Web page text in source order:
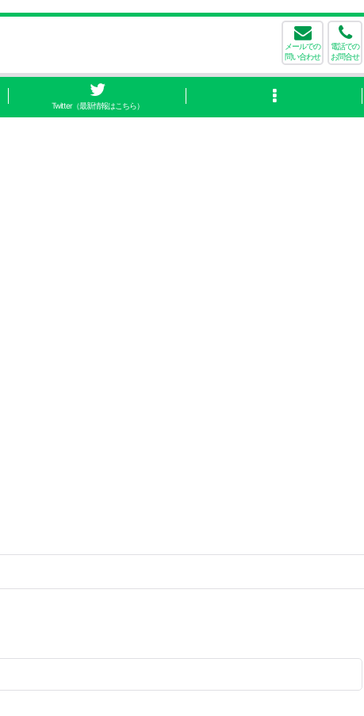
メールでの
問い合わせ
電話での
お問合せ
Twitter（最新情報はこちら）